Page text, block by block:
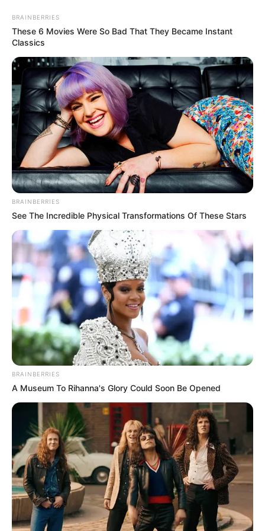
MENU
ET
WIDGETS
PRIX PLACE SAINT-
AUGUSTIN QUINTE PMU 05-
07-2023
Mercredi 5 Juillet 2023 à ENGHIEN Réunion 1 PRIX
DE LA PLACE SAINT-AUGUSTIN – Trot attelé – 2150
mètres – 18h00.
BRAINBERRIES
These 6 Movies Were So Bad That They Became Instant
Classics
BRAINBERRIES
See The Incredible Physical Transformations Of These Stars
BRAINBERRIES
A Museum To Rihanna's Glory Could Soon Be Opened